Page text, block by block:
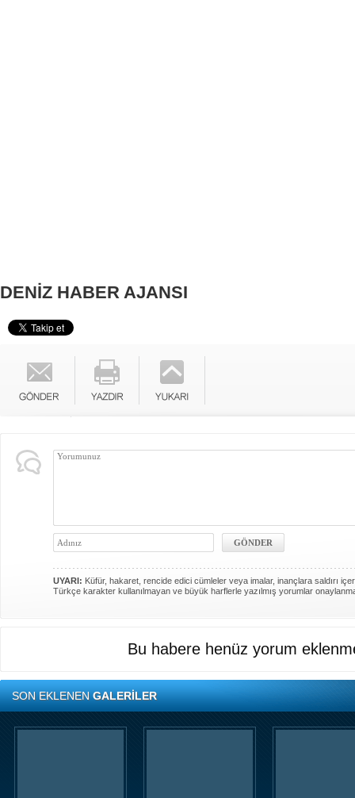
DENİZ HABER AJANSI
UYARI: Küfür, hakaret, rencide edici cümleler veya imalar, inançlara saldırı
Türkçe karakter kullanılmayan ve büyük harflerle yazılmış yorumlar
Bu habere henüz yorum
SON EKLENENGALERİLER